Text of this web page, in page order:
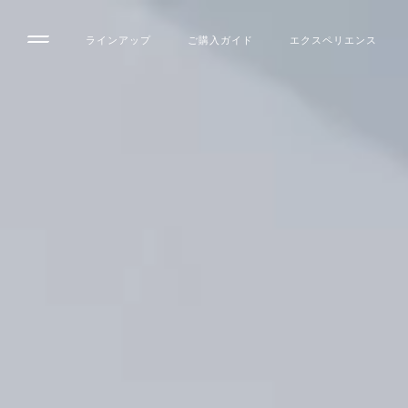
ラインアップ ご購入ガイド エクスペリエンス